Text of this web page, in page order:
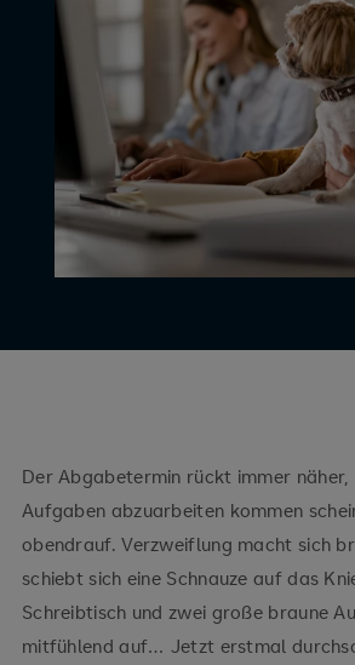
Der Abgabetermin rückt immer
Aufgaben abzuarbeiten kommen
obendrauf. Verzweiflung macht sich
schiebt sich eine Schnauze auf das
Schreibtisch und zwei große braune
mitfühlend auf… Jetzt erstmal